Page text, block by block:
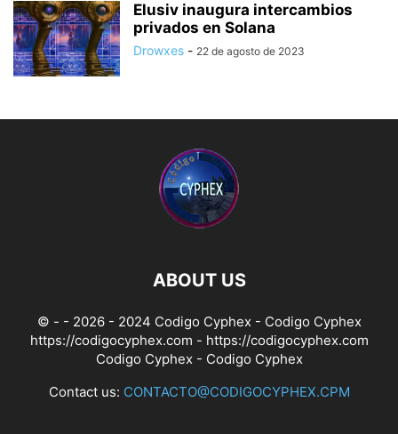
Elusiv inaugura intercambios
privados en Solana
Drowxes - 22 de agosto de 2023
ABOUT US
© - - 2026 - 2024 Codigo Cyphex - Codigo Cyphex
https://codigocyphex.com - https://codigocyphex.com
Codigo Cyphex- Codigo Cyphex
Contact us: CONTACTO@CODIGOCYPHEX.CPM